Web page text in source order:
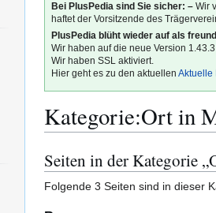
Bei PlusPedia sind Sie sicher: – Wir
haftet der Vorsitzende des
PlusPedia blüht wieder auf als
Wir haben auf die neue Version
Wir haben SSL aktiviert.
Hier geht es zu den aktuellenAktuelle
Kategorie:Ort in
Zur
Navigation
springen
Zur
Suche
springen
Seiten in der Kategorie
Folgende 3 Seiten sind in dieser